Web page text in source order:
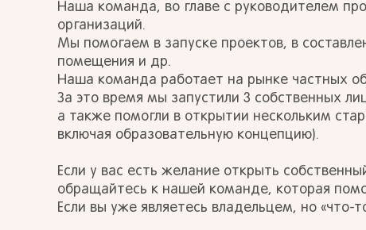
Наша команда, во главе с руководителем
организаций.
Мы помогаем в запуске проектов, в
помещения и др.
Наша команда работает на рынке частных
За это время мы запустили 3 собственных
а также помогли в открытии нескольким
включая образовательную концепцию).
Если у вас есть желание открыть
обращайтесь к нашей команде, которая
Если вы уже являетесь владельцем, но